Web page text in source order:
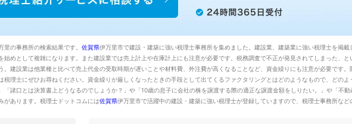
里の事務所の検索結果です。 佐賀県伊万里市で建設・建築に強い税理士事務所を集めました。建設業、建築業に強い税理士を掲
始めとして複雑になります。また建設業では売上計上や在庫計上にも注意が必要です。税務調査で不正が発見されてしまった、
。建設業は他業種と比べて売上代金の受取時期が遅いことや材料費、外注費が高くなることなど、資金繰りにも注意が必要です
税理士にぜひお尋ねください。資金繰りが厳しくなったときの手段として出てくるファクタリングとはどのようなもので、どの
「諸口とは決算書上どうなるのでしょうか？」や「10歳の息子に会社の株を譲渡する際の適正な譲渡金額をしりたい。」や「不
があります。税理士ドットコムには佐賀県伊万里市で活躍中の建設・建築に強い税理士が登録していますので、税理士事務所な